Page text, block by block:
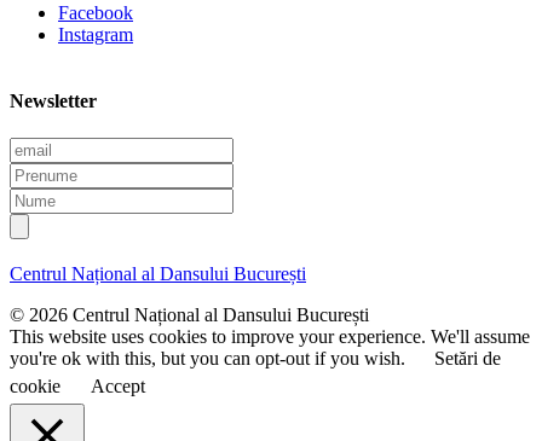
Facebook
Instagram
Newsletter
E
m
a
i
l
P
r
e
n
m
N
u
m
e
Centrul Național al Dansului București
© 2026 Centrul Național al Dansului București
This website uses cookies to improve your experience. We'll assume
you're ok with this, but you can opt-out if you wish.
Setări de
cookie
Accept